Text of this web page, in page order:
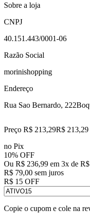
Sobre a loja
CNPJ
40.151.443/0001-06
Razão Social
morinishopping
Endereço
Rua Sao Bernardo, 222
Preço R$ 213,29R$ 213,29
no Pix
10% OFF
Ou R$ 236,99 em 3x de
R$ 79,00 sem juros
R$ 15 OFF
Copie o cupom e cole na